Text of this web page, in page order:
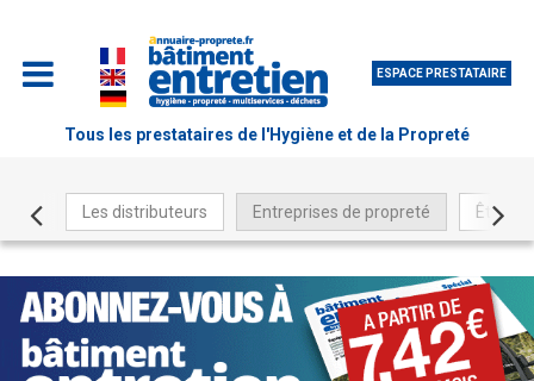
ESPACE PRESTATAIRE
Tous les prestataires de l'Hygiène et de la Propreté
Les distributeurs Entreprises de propreté Être